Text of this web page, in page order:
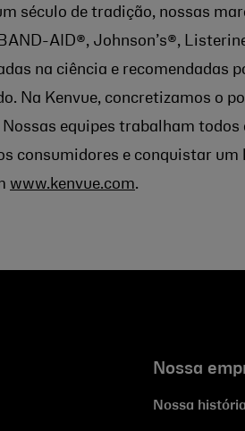
século de tradição, nossas
AID®, Johnson’s®,
na ciência e recomendadas
Na Kenvue, concretizamos o
equipes trabalham todos
consumidores e conquistar um
www.kenvue.com.
Nossa
Nossa história